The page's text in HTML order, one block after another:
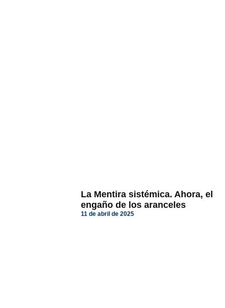
La Mentira sistémica. Ahora, el
engaño de los aranceles
11 de abril de 2025